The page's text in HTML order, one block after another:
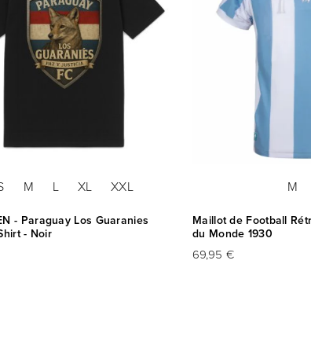
M L XL XXL
- Paraguay Los Guaranies
- Noir
M
Maillot de Football
du Monde 1930
69,95 €